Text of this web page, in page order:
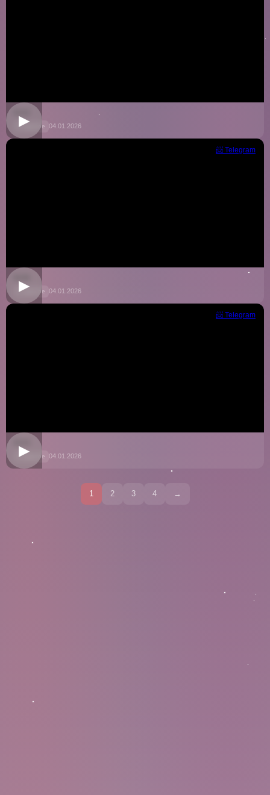
▶
📁 Другое 04.01.2026
▶
📨 Telegram
📁 Другое 04.01.2026
▶
📨 Telegram
📁 Другое 04.01.2026
1 2 3 4 →